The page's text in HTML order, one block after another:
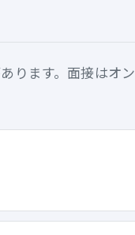
ります。面接はオン